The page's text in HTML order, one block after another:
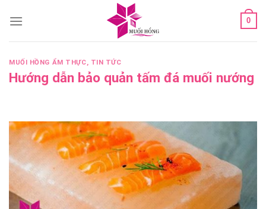
0
MUỐI HỒNG ẨM THỰC, TIN TỨC
Hướng dẫn bảo quản tấm đá muối nướng